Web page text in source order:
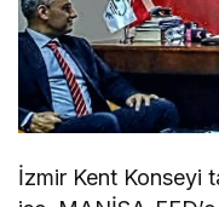
İzmir Kent Konseyi